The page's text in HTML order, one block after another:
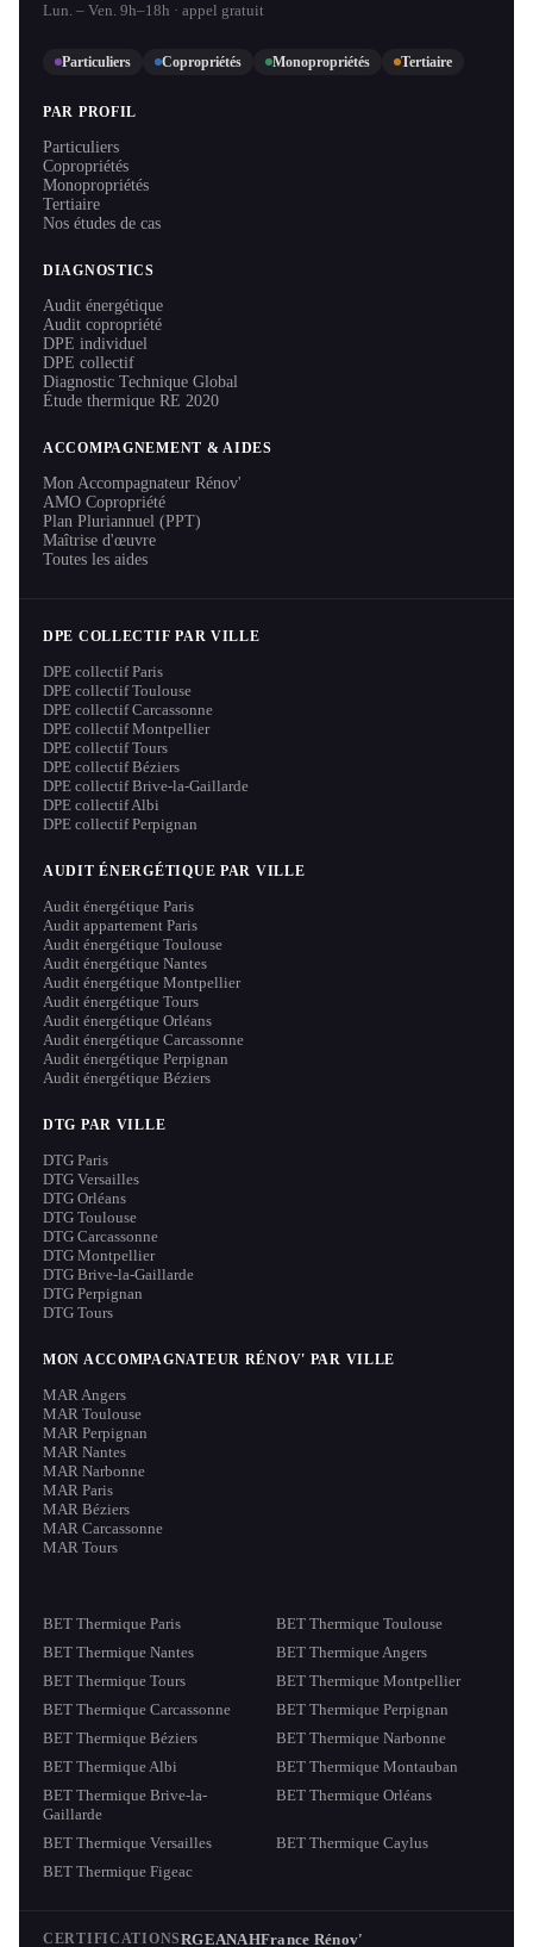
Lun. – Ven. 9h–18h · appel gratuit
Particuliers Copropriétés Monopropriétés Tertiaire
PAR PROFIL
Particuliers
Copropriétés
Monopropriétés
Tertiaire
Nos études de cas
DIAGNOSTICS
Audit énergétique
Audit copropriété
DPE individuel
DPE collectif
Diagnostic Technique Global
Étude thermique RE 2020
ACCOMPAGNEMENT & AIDES
Mon Accompagnateur Rénov'
AMO Copropriété
Plan Pluriannuel (PPT)
Maîtrise d'œuvre
Toutes les aides
DPE COLLECTIF PAR VILLE
DPE collectif Paris
DPE collectif Toulouse
DPE collectif Carcassonne
DPE collectif Montpellier
DPE collectif Tours
DPE collectif Béziers
DPE collectif Brive-la-Gaillarde
DPE collectif Albi
DPE collectif Perpignan
AUDIT ÉNERGÉTIQUE PAR VILLE
Audit énergétique Paris
Audit appartement Paris
Audit énergétique Toulouse
Audit énergétique Nantes
Audit énergétique Montpellier
Audit énergétique Tours
Audit énergétique Orléans
Audit énergétique Carcassonne
Audit énergétique Perpignan
Audit énergétique Béziers
DTG PAR VILLE
DTG Paris
DTG Versailles
DTG Orléans
DTG Toulouse
DTG Carcassonne
DTG Montpellier
DTG Brive-la-Gaillarde
DTG Perpignan
DTG Tours
MON ACCOMPAGNATEUR RÉNOV' PAR VILLE
MAR Angers
MAR Toulouse
MAR Perpignan
MAR Nantes
MAR Narbonne
MAR Paris
MAR Béziers
MAR Carcassonne
MAR Tours
BET Thermique Paris
BET Thermique Toulouse
BET Thermique Nantes
BET Thermique Angers
BET Thermique Tours
BET Thermique Montpellier
BET Thermique Carcassonne
BET Thermique Perpignan
BET Thermique Béziers
BET Thermique Narbonne
BET Thermique Albi
BET Thermique Montauban
BET Thermique Brive-la-
Gaillarde
BET Thermique Orléans
BET Thermique Versailles
BET Thermique Caylus
BET Thermique Figeac
CERTIFICATIONSRGEANAHFrance Rénov'